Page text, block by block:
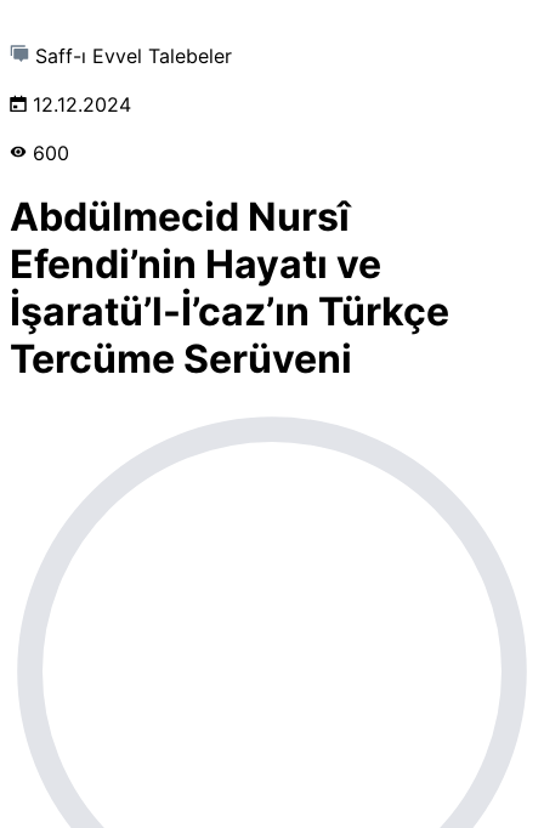
Saff-ı Evvel Talebeler
12.12.2024
600
Abdülmecid Nursî
Efendi’nin Hayatı ve
İşaratü’l-İ’caz’ın Türkçe
Tercüme Serüveni